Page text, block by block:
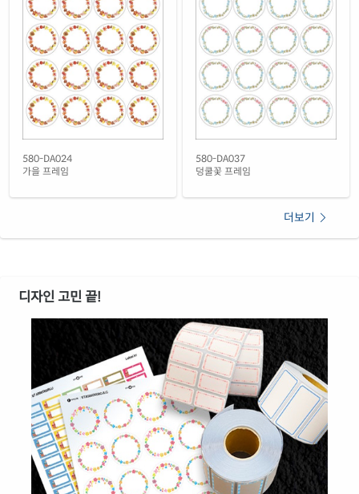
반투명 트레이싱 레이저
CL580HT-FA052레이저 전용
재질 설명
투명(25μm) 방수 레이저
CL580TT-FA052레이저 전용
재질 설명
투명(50μm) 방수 레이저
CL580LT-FA052레이저 전용
재질 설명
CL580YP-FA052
레이저 전용
580-DA024
가을 프레임
580-DA037
덩쿨꽃 프레임
더보기
디자인 고민 끝!